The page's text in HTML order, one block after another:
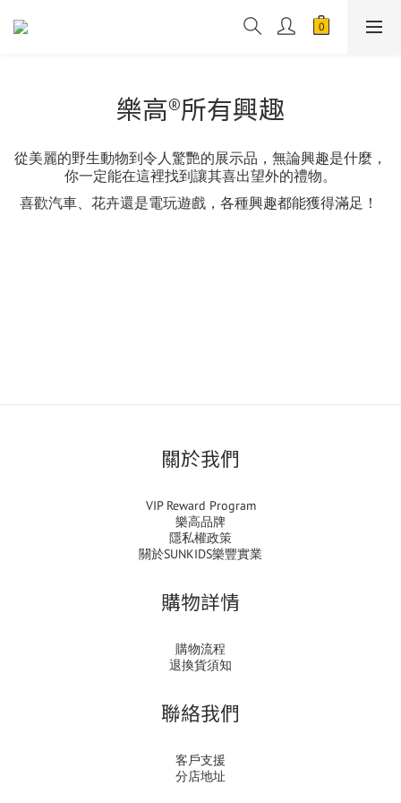
樂高®所有興趣
從美麗的野生動物到令人驚艷的展示品，無論興趣是什麼，
你一定能在這裡找到讓其喜出望外的禮物。
喜歡汽車、花卉還是電玩遊戲，各種興趣都能獲得滿足！
關於我們
VIP Reward Program
樂高品牌
隱私權政策
關於SUNKIDS樂豐實業
購物詳情
購物流程
退換貨須知
聯絡我們
客戶支援
分店地址